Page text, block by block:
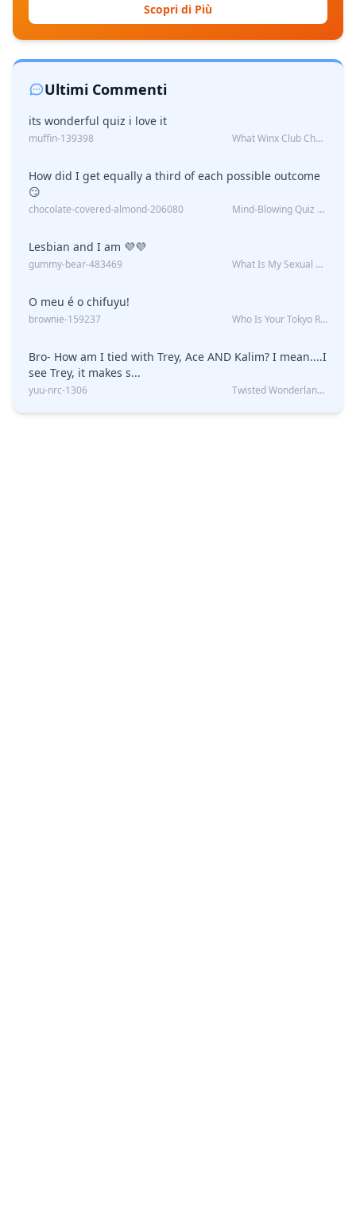
Scopri di Più
Ultimi Commenti
its wonderful quiz i love it
muffin-139398 What Winx Club Character Are You?
How did I get equally a third of each possible outcome
😏
chocolate-covered-almond-206080 Mind-Blowing Quiz Reveals: Will I Be Alone Forever?
Lesbian and I am 💜💜
gummy-bear-483469 What Is My Sexual Orientation: Uncovered
O meu é o chifuyu!
brownie-159237 Who Is Your Tokyo Revengers Boyfriend?
Bro- How am I tied with Trey, Ace AND Kalim? I mean....I
see Trey, it makes s...
yuu-nrc-1306 Twisted Wonderland Kin Quiz